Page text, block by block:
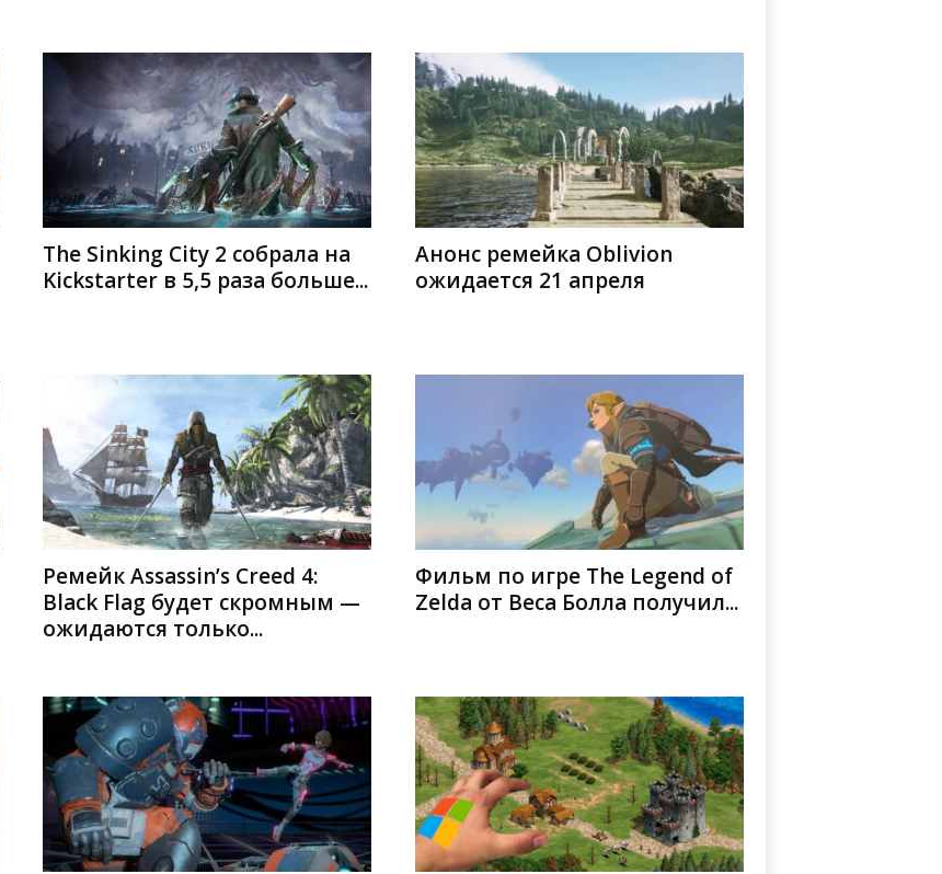
The Sinking City 2 собрала на
Kickstarter в 5,5 раза больше...
Анонс ремейка Oblivion
ожидается 21 апреля
Ремейк Assassin’s Creed 4:
Black Flag будет скромным —
ожидаются только...
Фильм по игре The Legend of
Zelda от Веса Болла получил...